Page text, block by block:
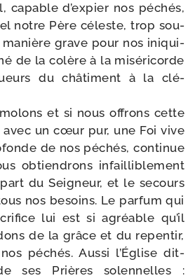
capable d’ex­pier nos péchés,
notre Père céleste, trop sou­
manière grave pour nos ini­qui­
de la colère à la misé­ri­corde
du châ­ti­ment à la clé­
et si nous offrons cette
un cœur pur, une Foi vive
de nos péchés, conti­nue
obtien­drons infailli­ble­ment
du Seigneur, et le secours
nos besoins. Le par­fum qui
lui est si agréable qu’il
de la grâce et du repen­tir,
péchés. Aussi l’Église dit-​
ses Prières solen­nelles :